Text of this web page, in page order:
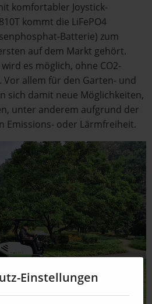
komfortabler Joystick-
kommt die LiFePO4
Batterie) zum
auf dem Markt gehört.
es möglich, ohne CO2-
Vor allem für den Garten- und
sich damit neue Möglichkeiten,
unter anderem aufgrund der
Emissions- oder Lärmfreiheit.
Einstellungen